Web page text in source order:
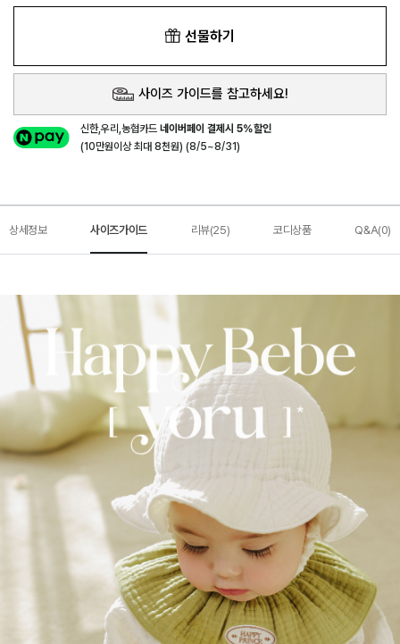
선물하기
사이즈 가이드를 참고하세요!
신한,우리,농협카드네이버페이 결제시 5%할인
(10만원이상 최대 8천원) (8/5~8/31)
상세정보 사이즈가이드 리뷰(25) 코디상품 Q&A(0)